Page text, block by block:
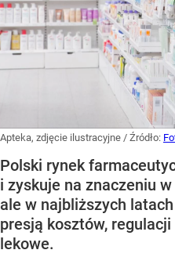
Apteka, zdjęcie ilustracyjne / Źródło:
Polski rynek
i zyskuje na znaczeniu
ale w najbliższych
presją kosztów,
lekowe.